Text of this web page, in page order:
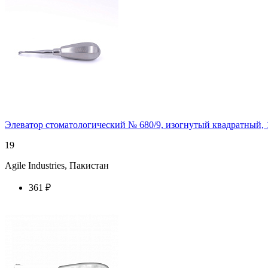
Элеватор стоматологический № 680/9, изогнутый
19
Agile Industries, Пакистан
361 ₽